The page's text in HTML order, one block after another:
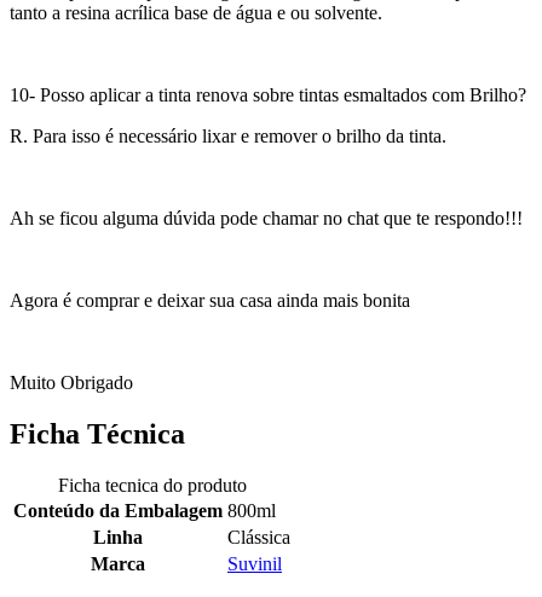
tanto a resina acrílica base de água e ou solvente.
10- Posso aplicar a tinta renova sobre tintas esmaltados com Brilho?
R. Para isso é necessário lixar e remover o brilho da tinta.
Ah se ficou alguma dúvida pode chamar no chat que te respondo!!!
Agora é comprar e deixar sua casa ainda mais bonita
Muito Obrigado
Ficha Técnica
Ficha tecnica do produto
Conteúdo da Embalagem 800ml
Linha
Clássica
Marca
Suvinil